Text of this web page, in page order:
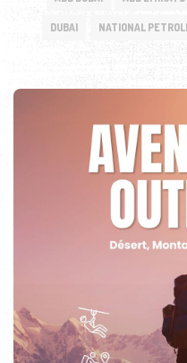
DUBAI NATIONAL